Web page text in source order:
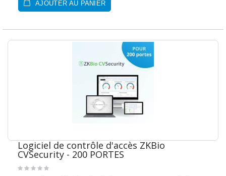
AJOUTER AU PANIER
Logiciel de contrôle d'accès ZKBio
CVSecurity - 200 PORTES